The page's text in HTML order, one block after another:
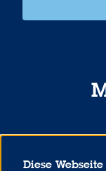
Diese